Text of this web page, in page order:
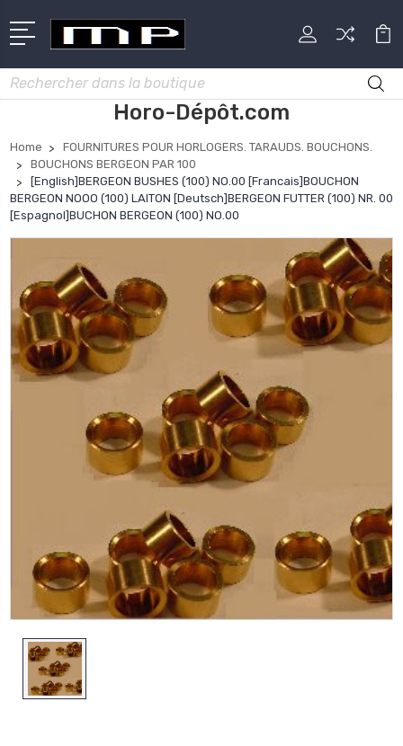
Rechercher
Horo-Dépôt.com
Home
FOURNITURES POUR HORLOGERS. TARAUDS. BOUCHONS.
BOUCHONS BERGEON PAR 100
[English]BERGEON BUSHES (100) NO.00 [Francais]BOUCHON
BERGEON NOOO (100) LAITON [Deutsch]BERGEON FUTTER (100) NR. 00
[Espagnol]BUCHON BERGEON (100) NO.00